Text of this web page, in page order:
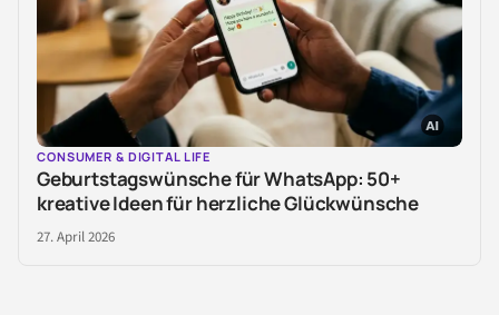
CONSUMER & DIGITAL LIFE
Geburtstagswünsche für WhatsApp: 50+
kreative Ideen für herzliche Glückwünsche
27. April 2026